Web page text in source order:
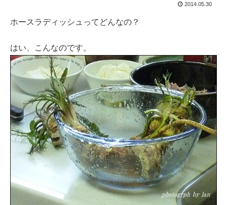
2014.05.30
ホースラディッシュってどんなの？
はい、こんなのです。